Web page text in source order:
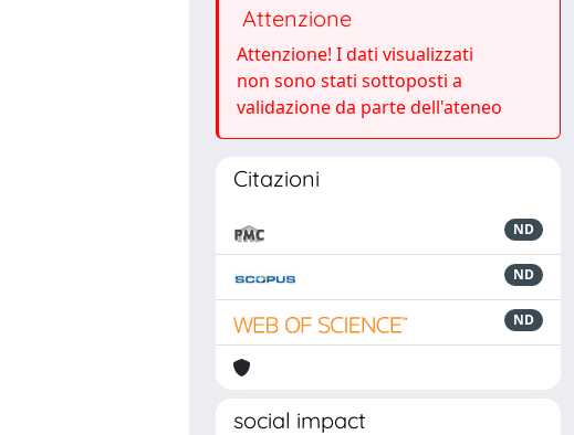
Attenzione
Attenzione! I dati visualizzati
non sono stati sottoposti a
validazione da parte dell'ateneo
Citazioni
ND
ND
ND
social impact